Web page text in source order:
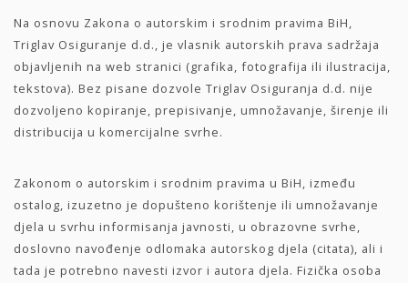
Na osnovu Zakona o autorskim i srodnim pravima BiH,
Triglav Osiguranje d.d., je vlasnik autorskih prava sadržaja
objavljenih na web stranici (grafika, fotografija ili ilustracija,
tekstova). Bez pisane dozvole Triglav Osiguranja d.d. nije
dozvoljeno kopiranje, prepisivanje, umnožavanje, širenje ili
distribucija u komercijalne svrhe.
Zakonom o autorskim i srodnim pravima u BiH, između
ostalog, izuzetno je dopušteno korištenje ili umnožavanje
djela u svrhu informisanja javnosti, u obrazovne svrhe,
doslovno navođenje odlomaka autorskog djela (citata), ali i
tada je potrebno navesti izvor i autora djela. Fizička osoba